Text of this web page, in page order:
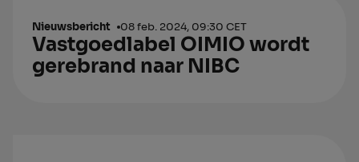
Nieuwsbericht 08 feb. 2024, 09:30 CET
Vastgoedlabel OIMIO wordt
gerebrand naar NIBC